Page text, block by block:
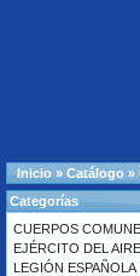
Inicio » Catálogo »
Categorías
CUERPOS
EJÉRCITO DEL
LEGIÓN ESPAÑOLA